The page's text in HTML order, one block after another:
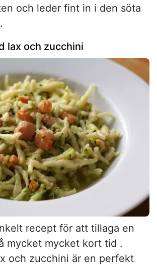
och leder fint in i den söta
lax och zucchini
recept för att tillaga en
mycket mycket kort tid .
och zucchini är en perfekt